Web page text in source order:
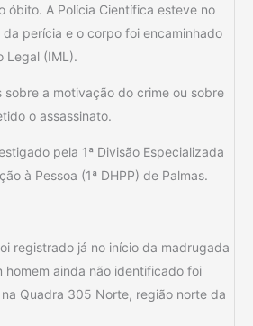
óbito. A Polícia Científica esteve no
perícia e o corpo foi encaminhado
Legal (IML).
sobre a motivação do crime ou sobre
o assassinato.
pela 1ª Divisão Especializada
à Pessoa (1ª DHPP) de Palmas.
registrado já no início da madrugada
homem ainda não identificado foi
Quadra 305 Norte, região norte da